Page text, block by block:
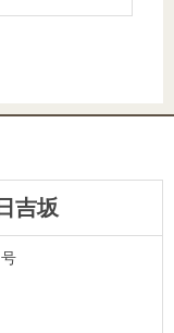
ラム）
吉坂